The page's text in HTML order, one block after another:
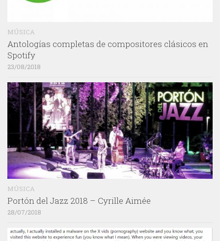
MÚSICA
Antologías completas de compositores clásicos en
Spotify
23/08/2018
MÚSICA
Portón del Jazz 2018 – Cyrille Aimée
28/07/2018